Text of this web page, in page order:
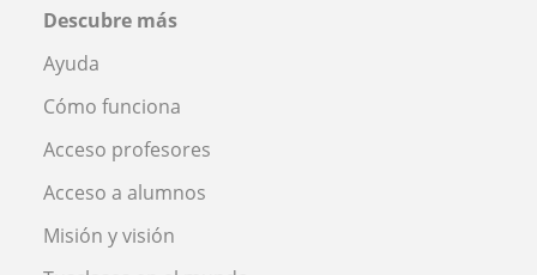
Descubre más
Ayuda
Cómo funciona
Acceso profesores
Acceso a alumnos
Misión y visión